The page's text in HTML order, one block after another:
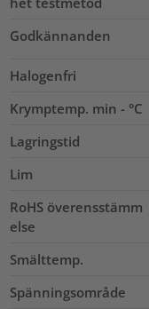
Godkännanden
Halogenfri
Krymptemp. min - °C
Lagringstid
Lim
RoHS överensstämm
else
Smälttemp.
Spänningsområde